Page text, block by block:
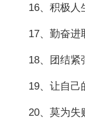
16、积极人
17、勤奋进
18、团结紧
19、让自己
20、莫为失